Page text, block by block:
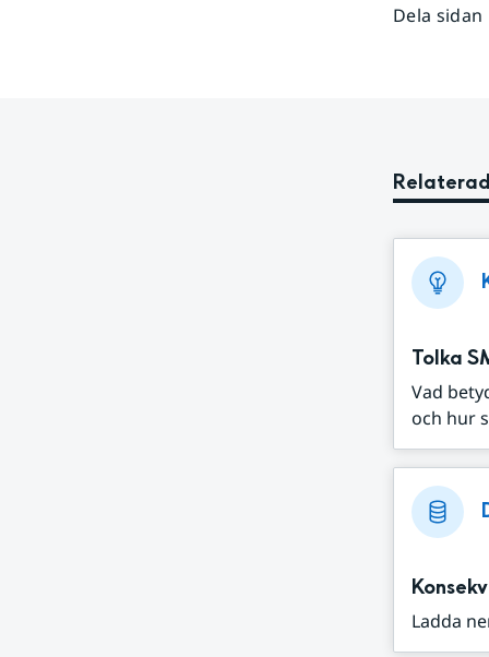
Dela sidan
Tolka
Vad
och hur
Ladda